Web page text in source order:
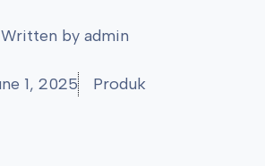
Written by admin
1, 2025 Produk